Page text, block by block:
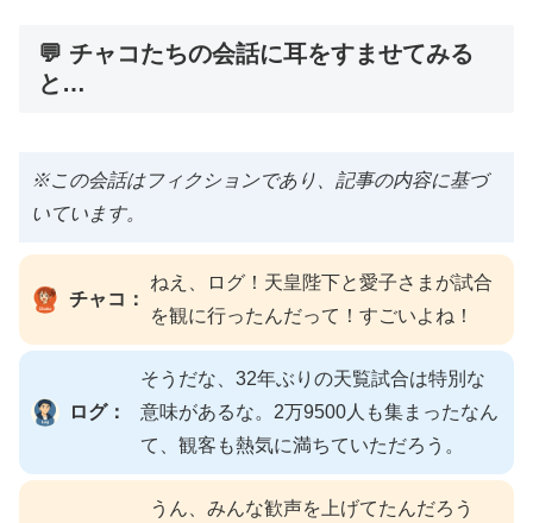
💬 チャコたちの会話に耳をすませてみる
と…
※この会話はフィクションであり、記事の内容に基づ
いています。
チャコ：
ねえ、ログ！天皇陛下と愛子さまが試合
を観に行ったんだって！すごいよね！
ログ：
そうだな、32年ぶりの天覧試合は特別な
意味があるな。2万9500人も集まったなん
て、観客も熱気に満ちていただろう。
うん、みんな歓声を上げてたんだろう